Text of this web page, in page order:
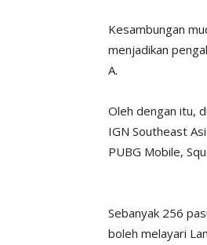
Kesambungan
menjadikan
A.
Oleh dengan itu,
IGN Southeast
PUBG Mobile,
Sebanyak 256
boleh melayari